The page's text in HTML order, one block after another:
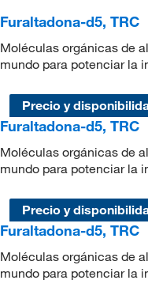
Furaltadona-d5, TRC
Moléculas orgánicas de
mundo para potenciar la
Precio y
Furaltadona-d5, TRC
Moléculas orgánicas de
mundo para potenciar la
Precio y
Furaltadona-d5, TRC
Moléculas orgánicas de
mundo para potenciar la